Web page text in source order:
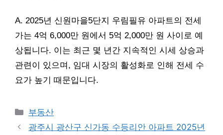
A. 2025년 신원마을5단지 우림필유 아파트의 전세
가는 4억 6,000만 원에서 5억 2,000만 원 사이로 예
상됩니다. 이는 최근 몇 년간 지속적인 시세 상승과
관련이 있으며, 임대 시장의 활성화로 인해 전세 수
요가 높기 때문입니다.
Categories
부동산
광주시 광산구 신가동 수등리안 아파트 2025년